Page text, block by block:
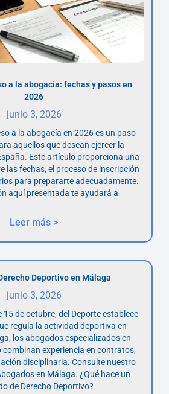
a la abogacía: fechas y pasos en
2026
junio 3, 2026
a la abogacía en 2026 es un paso
aquellos que desean ejercer la
Este artículo proporciona una
las fechas, el proceso de inscripción
para prepararte adecuadamente.
aquí presentada te ayudará a
Leer más >
Deportivo en Málaga
junio 3, 2026
15 de octubre, del Deporte establece
regula la actividad deportiva en
los abogados especializados en
combinan experiencia en contratos,
disciplinaria. Consulte nuestro
en Málaga. ¿Qué hace un
de Derecho Deportivo?